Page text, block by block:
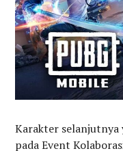
Karakter selanjutnya
pada Event